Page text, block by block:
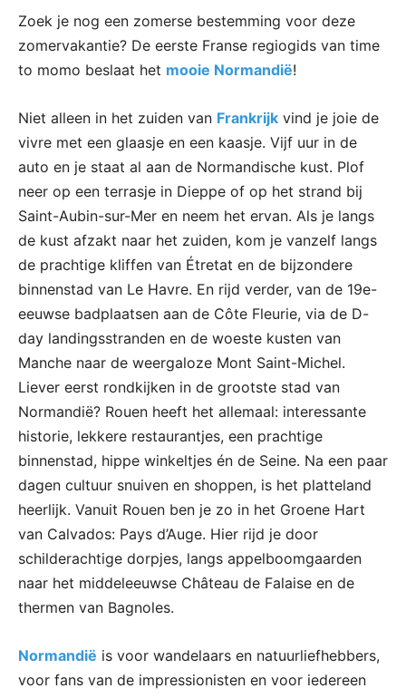
Zoek je nog een zomerse bestemming voor deze
zomervakantie? De eerste Franse regiogids van time
to momo beslaat het mooie Normandië!
Niet alleen in het zuiden van Frankrijk vind je joie de
vivre met een glaasje en een kaasje. Vijf uur in de
auto en je staat al aan de Normandische kust. Plof
neer op een terrasje in Dieppe of op het strand bij
Saint-Aubin-sur-Mer en neem het ervan. Als je langs
de kust afzakt naar het zuiden, kom je vanzelf langs
de prachtige kliffen van Étretat en de bijzondere
binnenstad van Le Havre. En rijd verder, van de 19e-
eeuwse badplaatsen aan de Côte Fleurie, via de D-
day landingsstranden en de woeste kusten van
Manche naar de weergaloze Mont Saint-Michel.
Liever eerst rondkijken in de grootste stad van
Normandië? Rouen heeft het allemaal: interessante
historie, lekkere restaurantjes, een prachtige
binnenstad, hippe winkeltjes én de Seine. Na een paar
dagen cultuur snuiven en shoppen, is het platteland
heerlijk. Vanuit Rouen ben je zo in het Groene Hart
van Calvados: Pays d’Auge. Hier rijd je door
schilderachtige dorpjes, langs appelboomgaarden
naar het middeleeuwse Château de Falaise en de
thermen van Bagnoles.
Normandië is voor wandelaars en natuurliefhebbers,
voor fans van de impressionisten en voor iedereen